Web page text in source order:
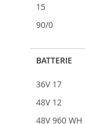
Ajouter au
Ajouter au
15
90/0
BATTERIE
36V 17
48V 12
48V 960 WH